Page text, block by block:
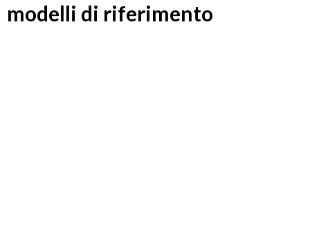
modelli di riferimento